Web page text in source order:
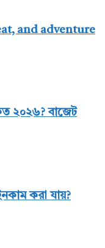
and adventure
২০২৬? বাজেট
করা যায়?